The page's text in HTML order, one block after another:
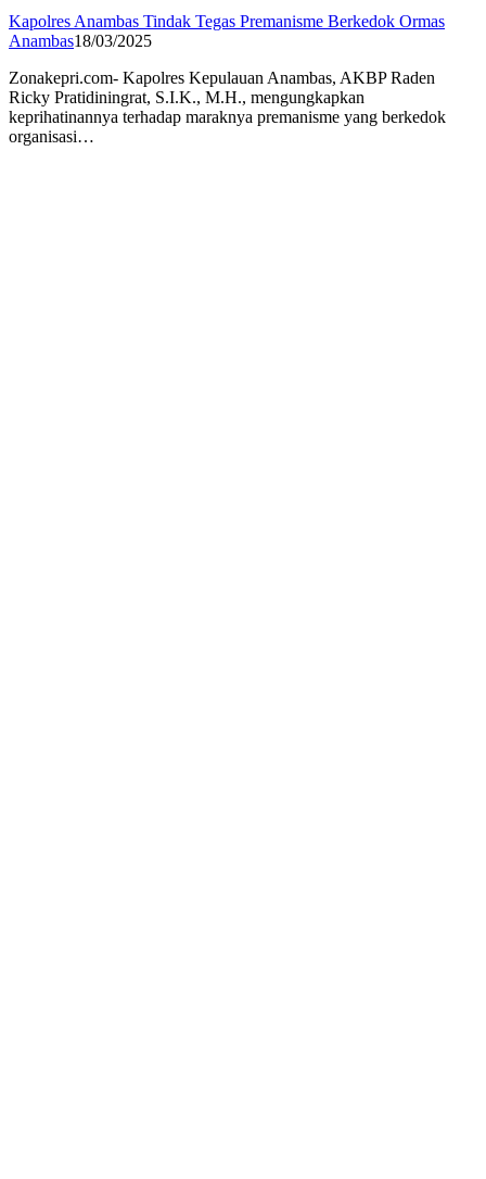
Kapolres Anambas Tindak Tegas Premanisme Berkedok Ormas
Anambas18/03/2025
Zonakepri.com- Kapolres Kepulauan Anambas, AKBP Raden
Ricky Pratidiningrat, S.I.K., M.H., mengungkapkan
keprihatinannya terhadap maraknya premanisme yang berkedok
organisasi…